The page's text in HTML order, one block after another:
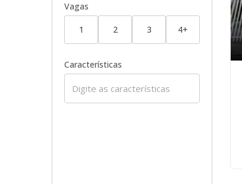
Vagas
1 2 3 4+
Características